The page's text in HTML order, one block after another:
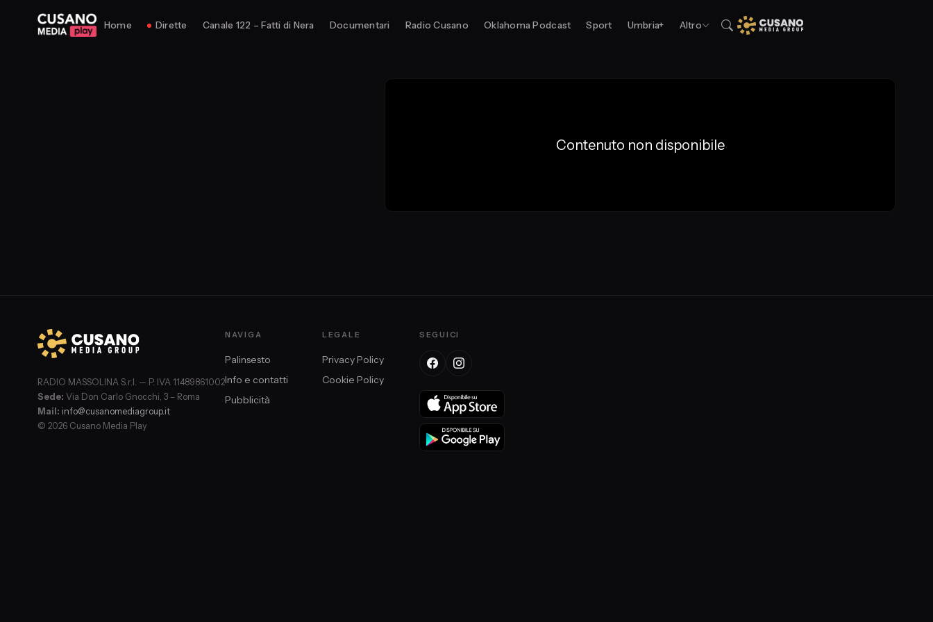
Home Dirette Canale 122 – Fatti di Nera Documentari Radio Cusano Oklahoma Podcast Sport Umbria+ Altro
Contenuto non disponibile
RADIO MASSOLINA S.r.l. — P. IVA 11489861002
Sede: Via Don Carlo Gnocchi, 3 – Roma
Mail: info@cusanomediagroup.it
© 2026 Cusano Media Play
NAVIGA
Palinsesto
Info e contatti
Pubblicità
LEGALE
Privacy Policy
Cookie Policy
SEGUICI